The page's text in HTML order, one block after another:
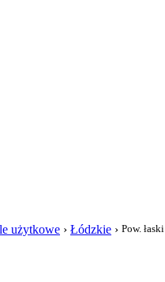
użytkowe › Łódzkie › Pow. łaski